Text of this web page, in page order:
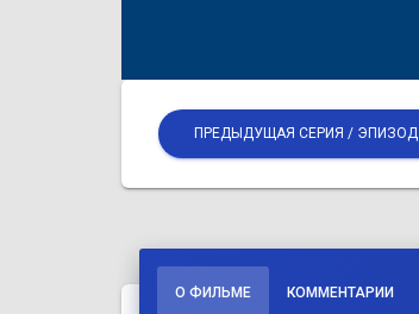
ПРЕДЫДУЩАЯ СЕРИЯ / ЭПИЗОД
О ФИЛЬМЕ КОММЕНТАРИИ